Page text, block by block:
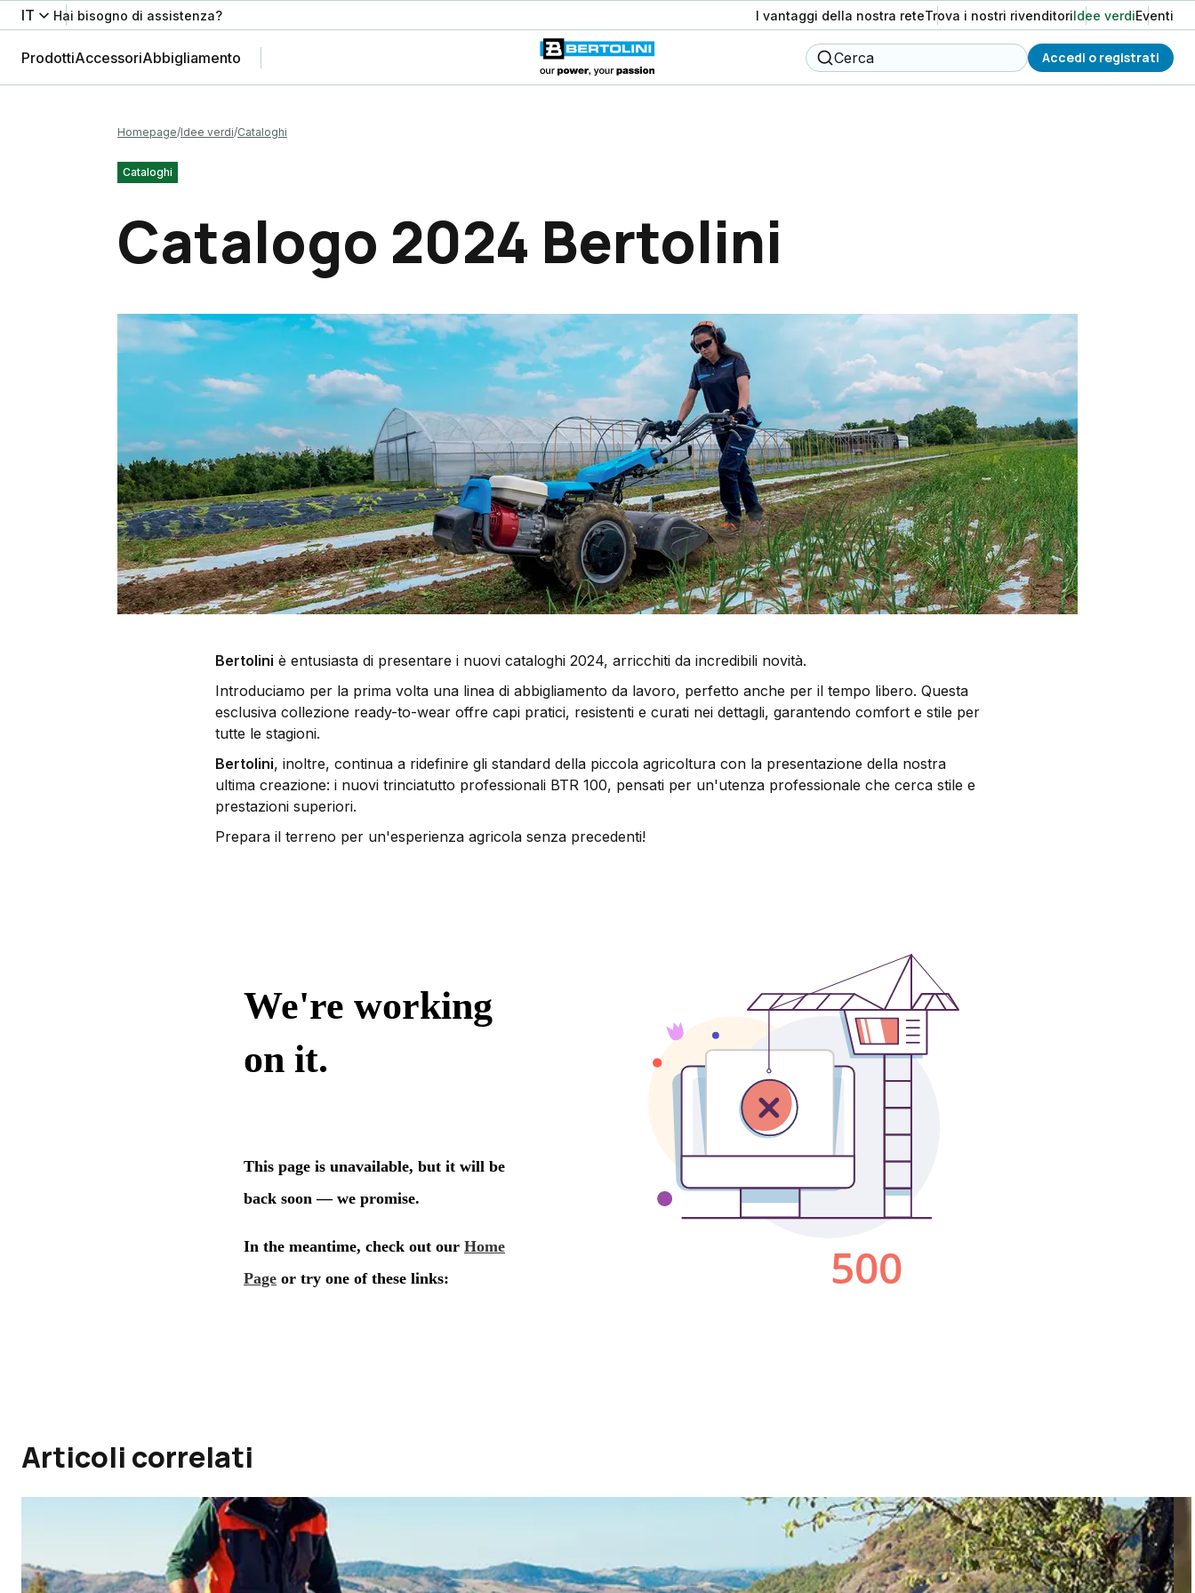
IT Hai bisogno di assistenza? I vantaggi della nostra reteTrova i nostri rivenditoriIdee verdiEventi
ProdottiAccessoriAbbigliamento Cerca Accedi o registrati
Homepage Idee verdi Cataloghi
Cataloghi
Catalogo 2024 Bertolini
Bertolini è entusiasta di presentare i nuovi cataloghi 2024, arricchiti da incredibili novità.
Introduciamo per la prima volta una linea di abbigliamento da lavoro, perfetto anche per il tempo libero. Questa
esclusiva collezione ready-to-wear offre capi pratici, resistenti e curati nei dettagli, garantendo comfort e stile per
tutte le stagioni.
Bertolini, inoltre, continua a ridefinire gli standard della piccola agricoltura con la presentazione della nostra
ultima creazione: i nuovi trinciatutto professionali BTR 100, pensati per un'utenza professionale che cerca stile e
prestazioni superiori.
Prepara il terreno per un'esperienza agricola senza precedenti!
Articoli correlati